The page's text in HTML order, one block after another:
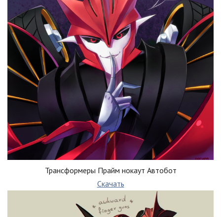
Трансформеры Прайм нокаут Автобот
Скачать